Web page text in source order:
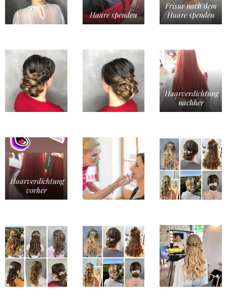
Haare spenden
Frisur nach dem
Haare spenden
Haarverdichtung
nachher
Haarverdichtung
vorher